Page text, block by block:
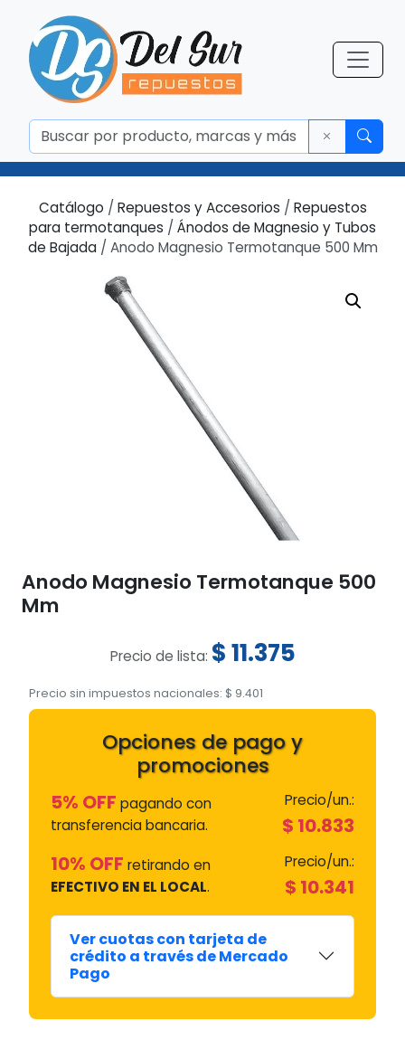
Catálogo / Repuestos y Accesorios / Repuestos
para termotanques / Ánodos de Magnesio y Tubos
de Bajada/ Anodo Magnesio Termotanque 500 Mm
Anodo Magnesio Termotanque 500
Mm
Precio de lista: $11.375
Precio sin impuestos nacionales: $ 9.401
Opciones de pago y
promociones
5% OFF pagando con
transferencia bancaria.
Precio/un.:
$ 10.833
10% OFF retirando en
EFECTIVO EN EL LOCAL.
Precio/un.:
$ 10.341
Ver cuotas con tarjeta de
crédito a través de Mercado
Pago